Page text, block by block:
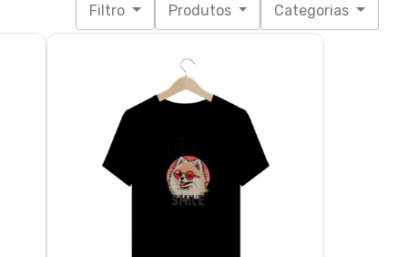
T-Shirt Plus Size Smile Spitz
R$ 99,90
3x de R$ 33,30sem juros
G1, G2, G3, G4